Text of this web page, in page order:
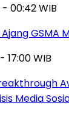
00:42 WIB
GSMA
17:00 WIB
Media